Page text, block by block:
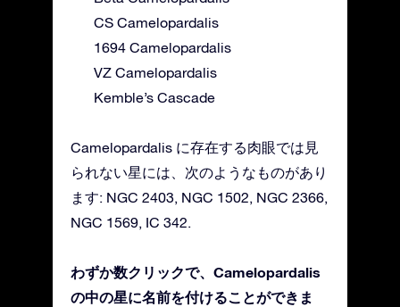
CS Camelopardalis
1694 Camelopardalis
VZ Camelopardalis
Kemble’s Cascade
Camelopardalis に存在する肉眼では見
られない星には、次のようなものがあり
ます: NGC 2403, NGC 1502, NGC 2366,
NGC 1569, IC 342.
わずか数クリックで、Camelopardalis
の中の星に名前を付けることができま